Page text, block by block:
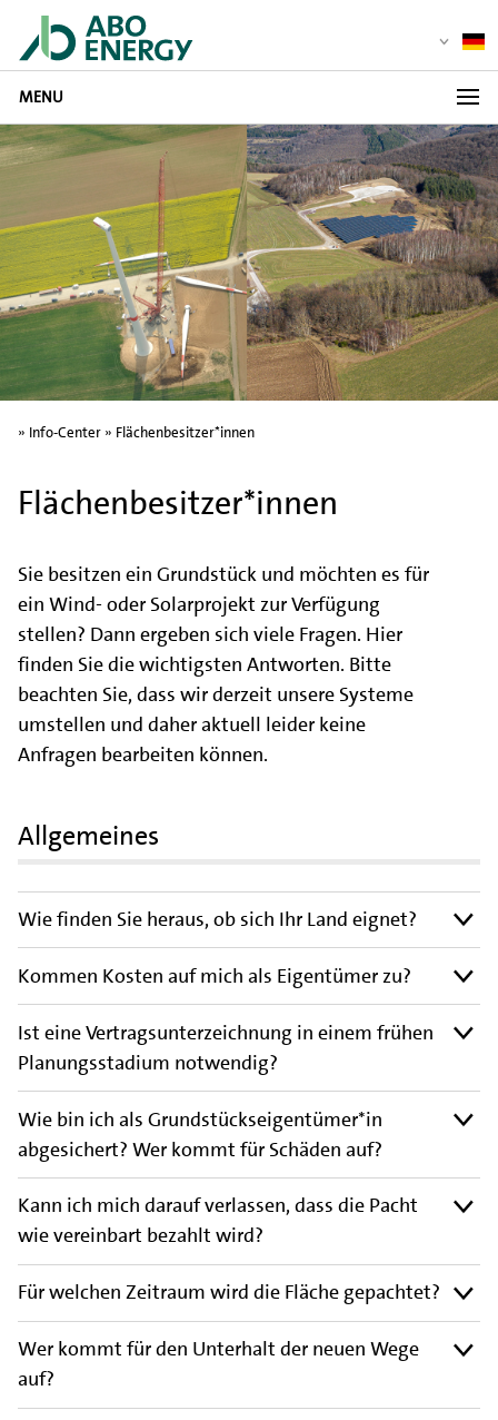
MENU
» Info-Center » Flächenbesitzer*innen
Flächenbesitzer*innen
Sie besitzen ein Grundstück und möchten es für
ein Wind- oder Solarprojekt zur Verfügung
stellen? Dann ergeben sich viele Fragen. Hier
finden Sie die wichtigsten Antworten. Bitte
beachten Sie, dass wir derzeit unsere Systeme
umstellen und daher aktuell leider keine
Anfragen bearbeiten können.
Allgemeines
Wie finden Sie heraus, ob sich Ihr Land eignet?
Kommen Kosten auf mich als Eigentümer zu?
Ist eine Vertragsunterzeichnung in einem frühen
Planungsstadium notwendig?
Wie bin ich als Grundstückseigentümer*in
abgesichert? Wer kommt für Schäden auf?
Kann ich mich darauf verlassen, dass die Pacht
wie vereinbart bezahlt wird?
Für welchen Zeitraum wird die Fläche gepachtet?
Wer kommt für den Unterhalt der neuen Wege
auf?